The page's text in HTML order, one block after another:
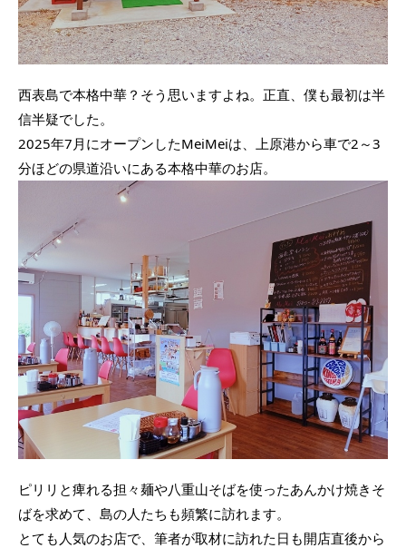
西表島で本格中華？そう思いますよね。正直、僕も最初は半
信半疑でした。
2025年7月にオープンしたMeiMeiは、上原港から車で2～3
分ほどの県道沿いにある本格中華のお店。
ピリリと痺れる担々麺や八重山そばを使ったあんかけ焼きそ
ばを求めて、島の人たちも頻繁に訪れます。
とても人気のお店で、筆者が取材に訪れた日も開店直後から